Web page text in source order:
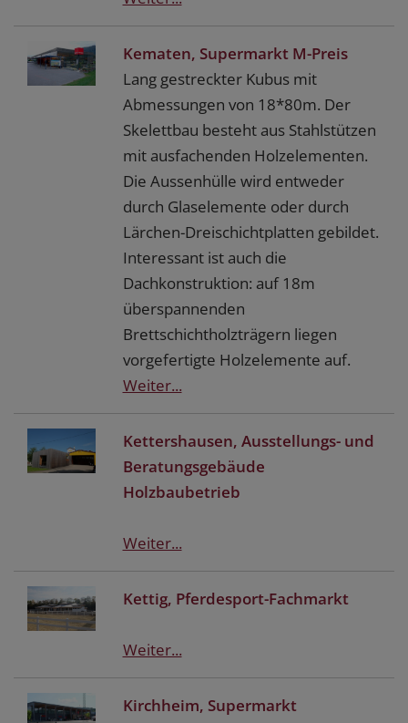
Kematen, Supermarkt M-Preis
Lang gestreckter Kubus mit
Abmessungen von 18*80m. Der
Skelettbau besteht aus Stahlstützen
mit ausfachenden Holzelementen.
Die Aussenhülle wird entweder
durch Glaselemente oder durch
Lärchen-Dreischichtplatten gebildet.
Interessant ist auch die
Dachkonstruktion: auf 18m
überspannenden
Brettschichtholzträgern liegen
vorgefertigte Holzelemente auf.
Weiter...
Kettershausen, Ausstellungs- und
Beratungsgebäude
Holzbaubetrieb
Weiter...
Kettig, Pferdesport-Fachmarkt
Weiter...
Kirchheim, Supermarkt